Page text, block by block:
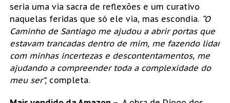
seria uma via sacra de reflexões e um curativo
naquelas feridas que só ele via, mas escondia. “O
Caminho de Santiago me ajudou a abrir portas que
estavam trancadas dentro de mim, me fazendo lidar
com minhas incertezas e descontentamentos, me
ajudando a compreender toda a complexidade do
meu ser”,completa.